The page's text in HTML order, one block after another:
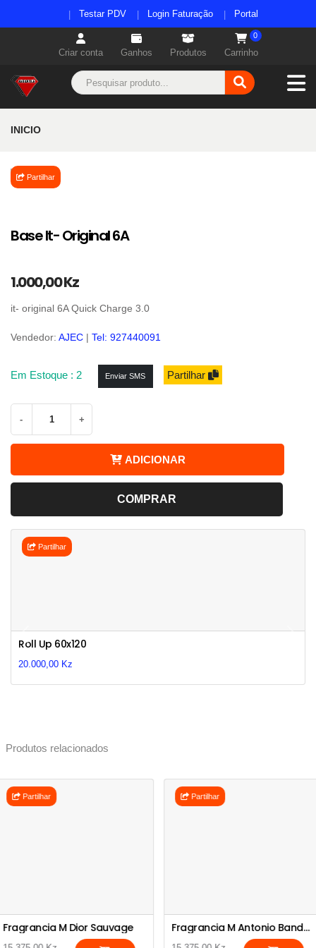
Testar PDV Login Faturação Portal
Criar conta Ganhos Produtos Carrinho
0
INICIO
Partilhar
Base It- Original 6A
1.000,00 Kz
it- original 6A Quick Charge 3.0
Vendedor: AJEC | Tel: 927440091
Em Estoque : 2 Enviar SMS Partilhar
- +
ADICIONAR
COMPRAR
Partilhar
Roll Up 60x120
20.000,00 Kz
Previous
Produtos relacionados
Partilhar
Fragrancia M Dior Sauvage
Partilhar
Fragrancia M Antonio Bandeiras Seduction